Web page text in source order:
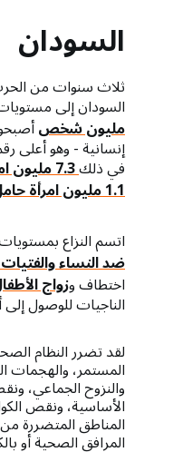
السودان
ثلاث سنوات من
السودان إلى
مليون شخص
إنسانية - وهو أعلى
في ذلك 7.3
1.1 مليون امرأة حامل.
اتسم النزاع
ضد النساء
اختطاف وزواج
الناجيات للوصول
لقد تضرر النظام
المستمر، والهجمات
والنزوح الجماعي،
الأساسية، ونقص
المناطق المتضررة
المرافق الصحية أو